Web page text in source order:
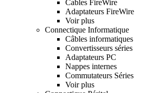
Cables FireWire
Adaptateurs FireWire
Voir plus
Connectique Informatique
Câbles informatiques
Convertisseurs séries
Adaptateurs PC
Nappes internes
Commutateurs Séries
Voir plus